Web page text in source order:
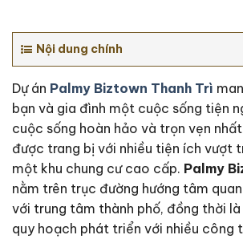
Nội dung chính
Dự án Palmy Biztown Thanh Trì
bạn và gia đình một cuộc sống tiện
cuộc sống hoàn hảo và trọn vẹn
được trang bị với nhiều tiện ích vượt
một khu chung cư cao cấp. Palmy
nằm trên trục đường hướng tâm
với trung tâm thành phố, đồng thời
quy hoạch phát triển với nhiều công